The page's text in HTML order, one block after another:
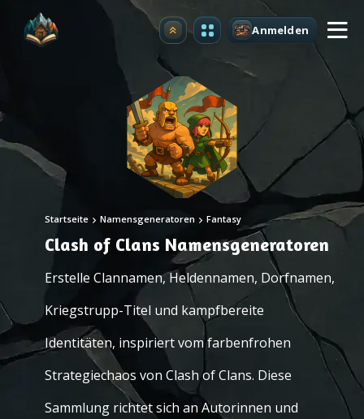
Upgrade Anmelden
Startseite Namensgeneratoren Fantasy
Clash of Clans Namensgeneratoren
Erstelle Clannamen, Heldennamen, Dorfnamen,
Kriegstrupp-Titel und kampfbereite
Identitäten, inspiriert vom farbenfrohen
Strategiechaos von Clash of Clans. Diese
Sammlung richtet sich an Autorinnen und